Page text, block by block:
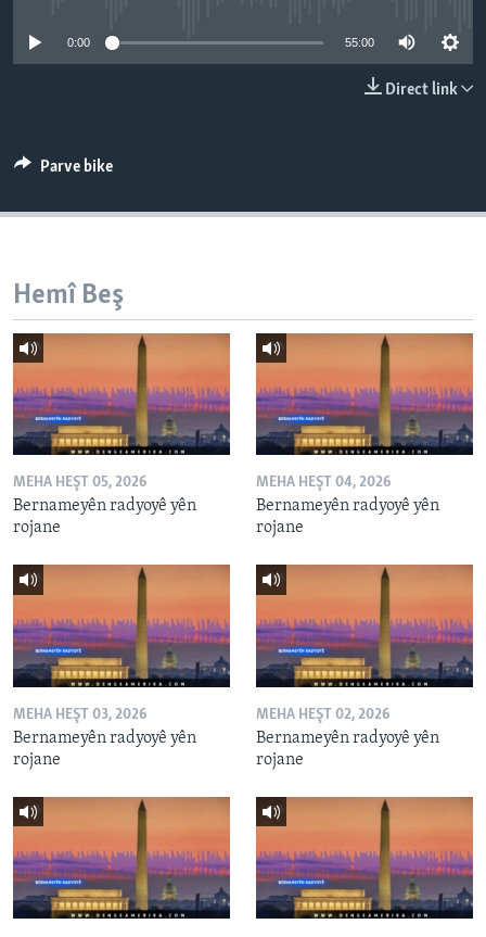
SERNIVÎS
Learning English
FOLLOW US
Zimanên Din
0:00 55:00
Direct link
Parve bike
Hemî Beş
MEHA HEŞT 05, 2026
Bernameyên radyoyê yên
rojane
MEHA HEŞT 04, 2026
Bernameyên radyoyê yên
rojane
MEHA HEŞT 03, 2026
Bernameyên radyoyê yên
rojane
MEHA HEŞT 02, 2026
Bernameyên radyoyê yên
rojane